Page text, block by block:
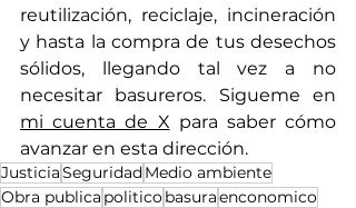
reutilización, reciclaje, incineración
y hasta la compra de tus desechos
sólidos, llegando tal vez a no
mi cuenta de X para saber cómo
avanzar en esta dirección.
JusticiaSeguridadMedio ambiente
Obra publica politicobasuraenconomico